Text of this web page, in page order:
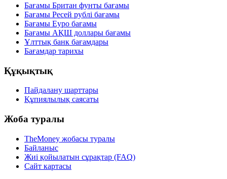
Бағамы Британ фунты бағамы
Бағамы Ресей рублі бағамы
Бағамы Еуро бағамы
Бағамы АҚШ доллары бағамы
Ұлттық банк бағамдары
Бағамдар тарихы
Құқықтық
Пайдалану шарттары
Құпиялылық саясаты
Жоба туралы
TheMoney жобасы туралы
Байланыс
Жиі қойылатын сұрақтар (FAQ)
Сайт картасы